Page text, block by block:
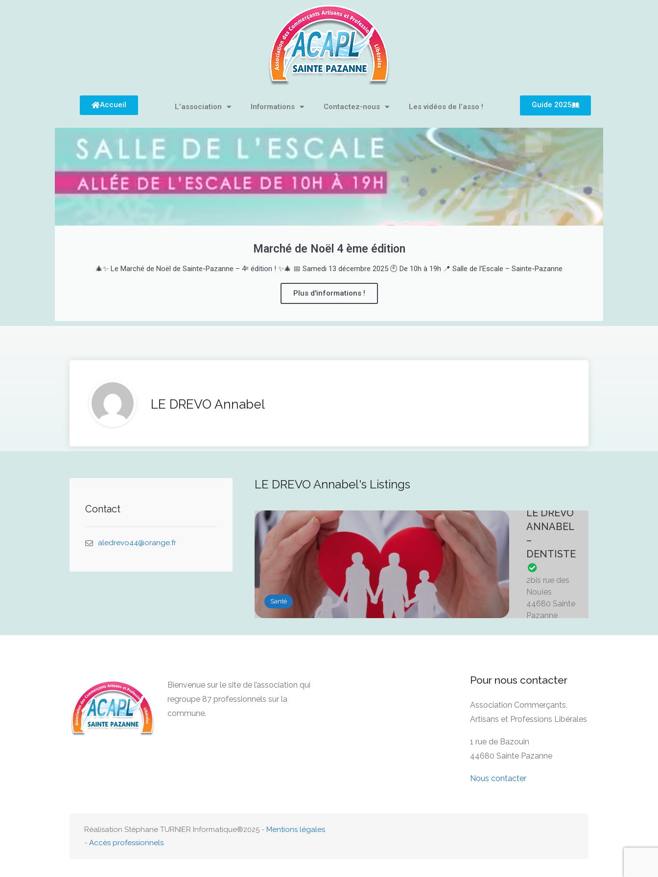
Accueil L’association Informations Contactez-nous Les vidéos de l’asso ! Guide 2025
Marché de Noël 4 ème édition
🎄✨ Le Marché de Noël de Sainte-Pazanne – 4ᵉ édition ! ✨🎄 📅 Samedi 13 décembre 2025 🕙 De 10h à 19h 📍 Salle de l’Escale – Sainte-Pazanne
Plus d'informations !
LE DREVO Annabel
Contact
aledrevo44@orange.fr
LE DREVO Annabel's Listings
Santé
LE DREVO
ANNABEL
–
DENTISTE
2bis rue des
Nouïes
44680 Sainte
Pazanne
Bienvenue sur le site de l’association qui
regroupe 87 professionnels sur la
commune.
Pour nous contacter
Association Commerçants,
Artisans et Professions Libérales
1 rue de Bazouin
44680 Sainte Pazanne
Nous contacter
Réalisation Stéphane TURNIER Informatique®2025 - Mentions légales
- Accès professionnels